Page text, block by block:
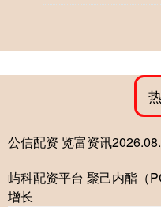
公信配资 览富资讯
屿科配资平台 聚己内酯（
增长